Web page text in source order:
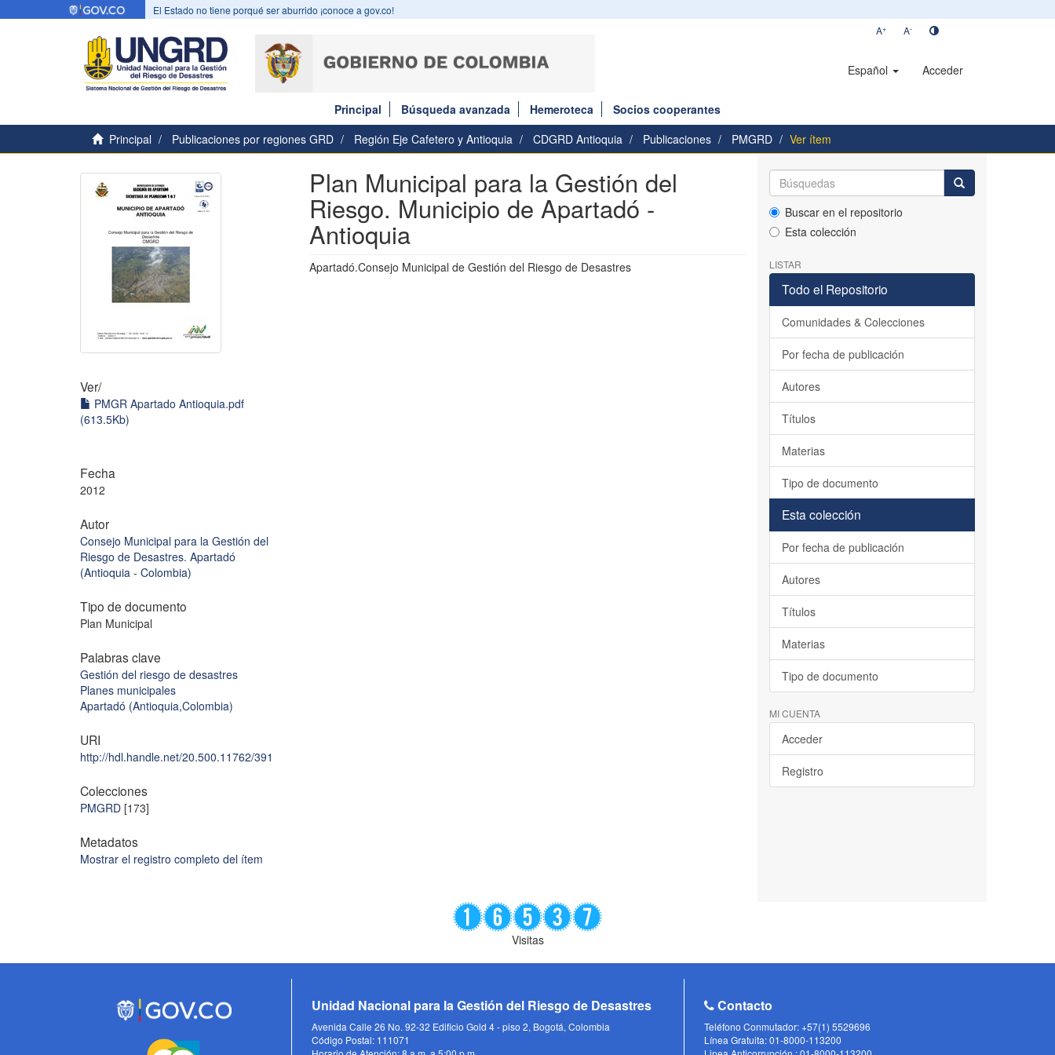
El Estado no tiene porqué ser aburrido ¡conoce a gov.co!
A+ A-
Español Acceder
Principal Búsqueda avanzada Hemeroteca
Socios cooperantes
Principal
Publicaciones por regiones GRD Región Eje Cafetero y Antioquia CDGRD Antioquia Publicaciones PMGRD Ver ítem
Ver/
PMGR Apartado Antioquia.pdf
(613.5Kb)
Fecha
2012
Autor
Consejo Municipal para la Gestión del
Riesgo de Desastres. Apartadó
(Antioquia - Colombia)
Tipo de documento
Plan Municipal
Palabras clave
Gestión del riesgo de desastres
Planes municipales
Apartadó (Antioquia,Colombia)
URI
http://hdl.handle.net/20.500.11762/391
Colecciones
PMGRD [173]
Metadatos
Mostrar el registro completo del ítem
Plan Municipal para la Gestión del
Riesgo. Municipio de Apartadó -
Antioquia
Apartadó.Consejo Municipal de Gestión del Riesgo de Desastres
Buscar en el repositorio
Esta colección
LISTAR
Todo el Repositorio
Comunidades & Colecciones
Por fecha de publicación
Autores
Títulos
Materias
Tipo de documento
Esta colección
Por fecha de publicación
Autores
Títulos
Materias
Tipo de documento
MI CUENTA
Acceder
Registro
Visitas
Unidad Nacional para la Gestión del Riesgo de Desastres
Avenida Calle 26 No. 92-32 Edificio Gold 4 - piso 2, Bogotá, Colombia
Código Postal: 111071
Contacto
Teléfono Conmutador: +57(1) 5529696
Línea Gratuita: 01-8000-113200